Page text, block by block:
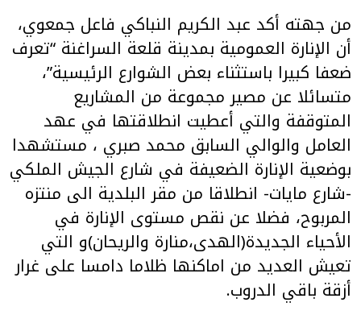
من جهته أكد عبد الكريم النباكي فاعل جمعوي،
أن الإنارة العمومية بمدينة قلعة السراغنة “تعرف
ضعفا كبيرا باستثناء بعض الشوارع الرئيسية”،
متسائلا عن مصير مجموعة من المشاريع
المتوقفة والتي أعطيت انطلاقتها في عهد
العامل والوالي السابق محمد صبري ، مستشهدا
بوضعية الإنارة الضعيفة في شارع الجيش الملكي
-شارع مايات- انطلاقا من مقر البلدية الى منتزه
المربوح، فضلا عن نقص مستوى الإنارة في
الأحياء الجديدة(الهدى،منارة والريحان)و التي
تعيش العديد من اماكنها ظلاما دامسا على غرار
أزقة باقي الدروب.